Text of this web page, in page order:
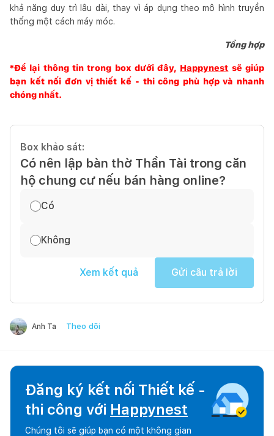
khả năng duy trì lâu dài, thay vì áp dụng theo mô hình truyền
thống một cách máy móc.
Tổng hợp
*Để lại thông tin trong box dưới đây, Happynest sẽ giúp
bạn kết nối đơn vị thiết kế - thi công phù hợp và nhanh
chóng nhất.
Box khảo sát:
Có nên lập bàn thờ Thần Tài trong căn
hộ chung cư nếu bán hàng online?
Có
Không
Xem kết quả Gửi câu trả lời
Anh Ta Theo dõi
Đăng ký kết nối Thiết kế -
thi công với Happynest
Chúng tôi sẽ giúp bạn có một không gian